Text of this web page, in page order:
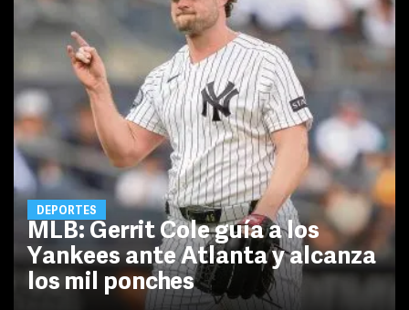
DEPORTES
MLB: Gerrit Cole guía a los
Yankees ante Atlanta y alcanza
los mil ponches